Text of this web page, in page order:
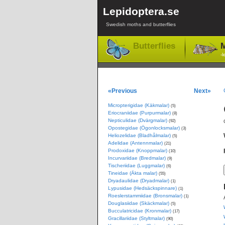
Lepidoptera.se
Swedish moths and butterflies
Butterflies
-
«Previous Next»
Micropterigidae (Käkmalar) (5)
Eriocraniidae (Purpurmalar) (8)
Nepticulidae (Dvärgmalar) (92)
Opostegidae (Ögonlocksmalar) (3)
Heliozelidae (Bladhålmalar) (5)
Adelidae (Antennmalar) (21)
Prodoxidae (Knoppmalar) (10)
Incurvariidae (Bredmalar) (9)
Tischeriidae (Luggmalar) (6)
Tineidae (Äkta malar) (55)
Dryadaulidae (Dryadmalar) (1)
Lypusidae (Hedsäckspinnare) (1)
Roeslerstammiidae (Bronsmalar) (1)
Douglasiidae (Skäckmalar) (5)
Bucculatricidae (Kronmalar) (17)
Gracillariidae (Styltmalar) (90)